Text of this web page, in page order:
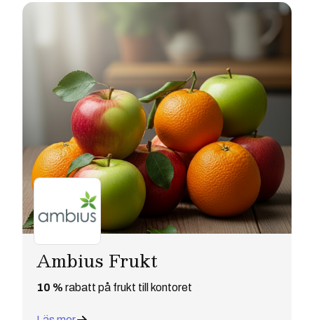
Ambius Frukt
10 % rabatt på frukt till kontoret